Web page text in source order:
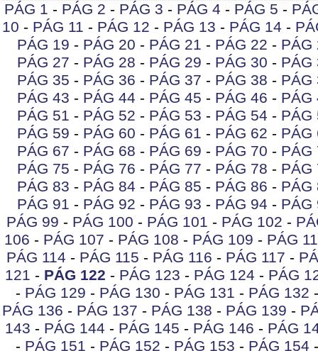
PÁG 1 - PÁG 2 - PÁG 3 - PÁG 4 - PÁG 5 -
10 - PÁG 11 - PÁG 12 - PÁG 13 - PÁG 14 -
PÁG 19 - PÁG 20 - PÁG 21 - PÁG 22 - PÁG
PÁG 27 - PÁG 28 - PÁG 29 - PÁG 30 - PÁG
PÁG 35 - PÁG 36 - PÁG 37 - PÁG 38 - PÁG
PÁG 43 - PÁG 44 - PÁG 45 - PÁG 46 - PÁG
PÁG 51 - PÁG 52 - PÁG 53 - PÁG 54 - PÁG
PÁG 59 - PÁG 60 - PÁG 61 - PÁG 62 - PÁG
PÁG 67 - PÁG 68 - PÁG 69 - PÁG 70 - PÁG
PÁG 75 - PÁG 76 - PÁG 77 - PÁG 78 - PÁG
PÁG 83 - PÁG 84 - PÁG 85 - PÁG 86 - PÁG
PÁG 91 - PÁG 92 - PÁG 93 - PÁG 94 - PÁG
PÁG 99 - PÁG 100 - PÁG 101 - PÁG 102 -
106 - PÁG 107 - PÁG 108 - PÁG 109 - PÁG
PÁG 114 - PÁG 115 - PÁG 116 - PÁG 117 -
121 - PÁG 122 - PÁG 123 - PÁG 124 - PÁG
- PÁG 129 - PÁG 130 - PÁG 131 - PÁG 132
PÁG 136 - PÁG 137 - PÁG 138 - PÁG 139 -
143 - PÁG 144 - PÁG 145 - PÁG 146 - PÁG
- PÁG 151 - PÁG 152 - PÁG 153 - PÁG 154